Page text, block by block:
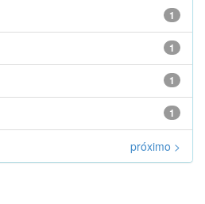
1
1
1
1
próximo >